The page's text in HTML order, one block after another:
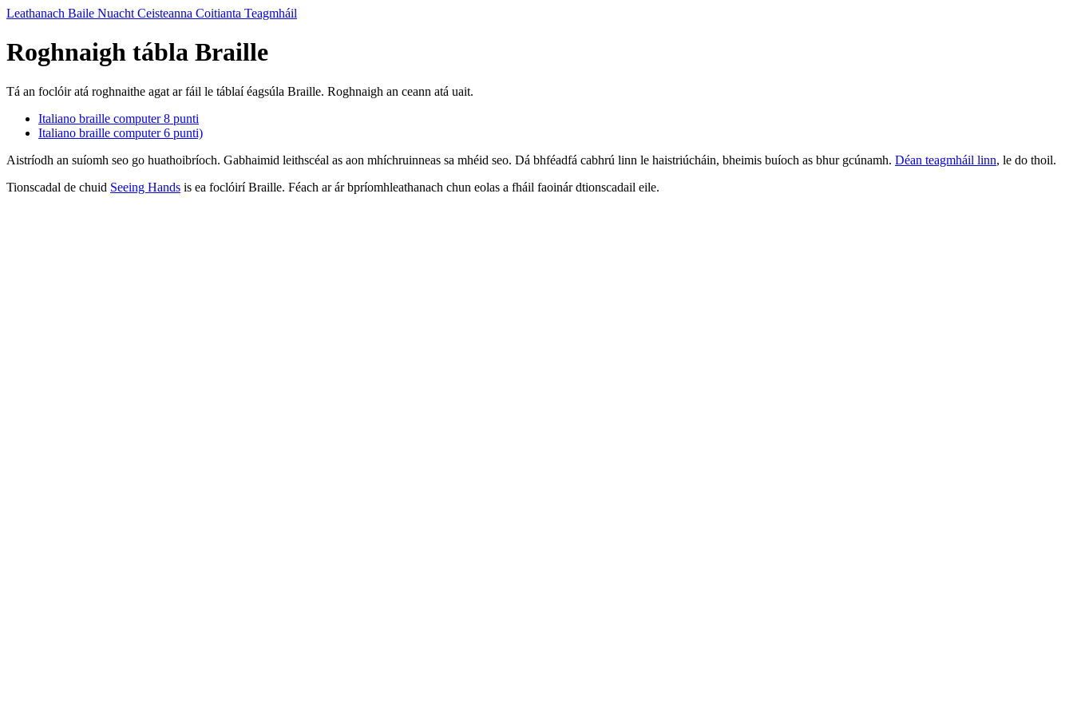
Leathanach Baile Nuacht Ceisteanna Coitianta Teagmháil
Roghnaigh tábla Braille
Tá an foclóir atá roghnaithe agat ar fáil le táblaí éagsúla Braille. Roghnaigh an ceann atá uait.
Italiano braille computer 8 punti
Italiano braille computer 6 punti)
Aistríodh an suíomh seo go huathoibríoch. Gabhaimid leithscéal as aon mhíchruinneas sa mhéid seo. Dá bhféadfá cabhrú linn le haistriúcháin, bheimis buíoch as bhur gcúnamh. Déan teagmháil linn, le do thoil.
Tionscadal de chuid Seeing Hands is ea foclóirí Braille. Féach ar ár bpríomhleathanach chun eolas a fháil faoinár dtionscadail eile.